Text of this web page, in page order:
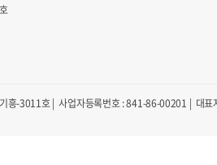
흥-3011호 | 사업자등록번호 : 841-86-00201 | 대표